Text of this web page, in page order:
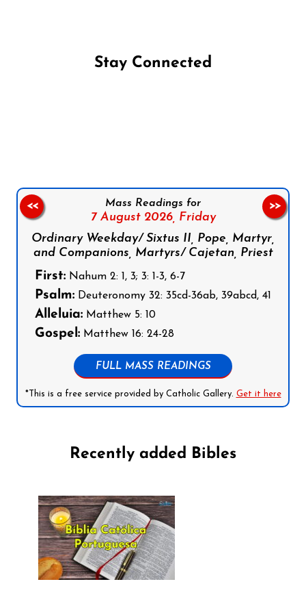
Stay Connected
Mass Readings for
7 August 2026, Friday
Ordinary Weekday/ Sixtus II, Pope, Martyr,
and Companions, Martyrs/ Cajetan, Priest
First: Nahum 2: 1, 3; 3: 1-3, 6-7
Psalm: Deuteronomy 32: 35cd-36ab, 39abcd, 41
Alleluia: Matthew 5: 10
Gospel: Matthew 16: 24-28
FULL MASS READINGS
*This is a free service provided by Catholic Gallery. Get it here
<< >>
Recently added Bibles